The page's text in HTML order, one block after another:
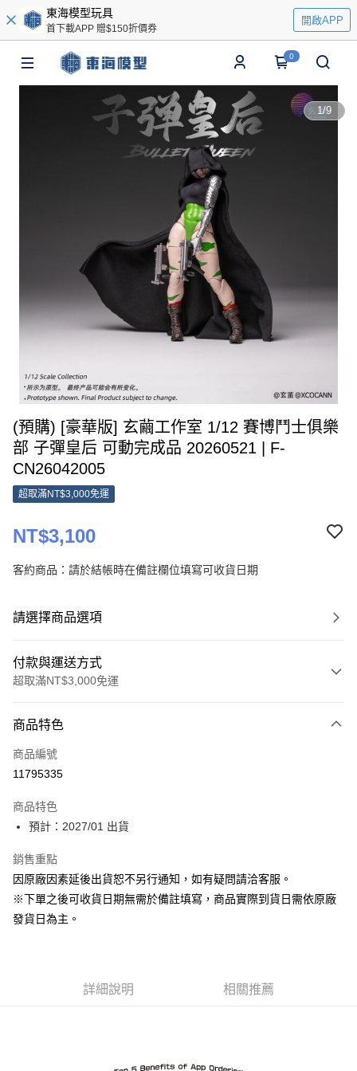
東海模型玩具
首下載APP 贈$150折價券
開啟APP
0
1/9
(預購) [豪華版] 玄繭工作室 1/12 賽博鬥士俱樂
部 子彈皇后 可動完成品 20260521 | F-
CN26042005
超取滿NT$3,000免運
NT$3,100
客約商品：請於結帳時在備註欄位填寫可收貨日期
請選擇商品選項
付款與運送方式
超取滿NT$3,000免運
信用卡一次付款
Apple Pay
運送方式
預購-付款後全家取貨(舊)
每筆NT$90，滿NT$3,000(含以上)免運費
每筆NT$120，滿NT$3,000(含以上)免運費
東海門市自取，需自備購物袋取貨唷。
商品特色
商品編號
11795335
商品特色
預計：2027/01 出貨
銷售重點
因原廠因素延後出貨恕不另行通知，如有疑問請洽客服。
※下單之後可收貨日期無需於備註填寫，商品實際到貨日需依原廠
發貨日為主。
詳細說明 相關推薦